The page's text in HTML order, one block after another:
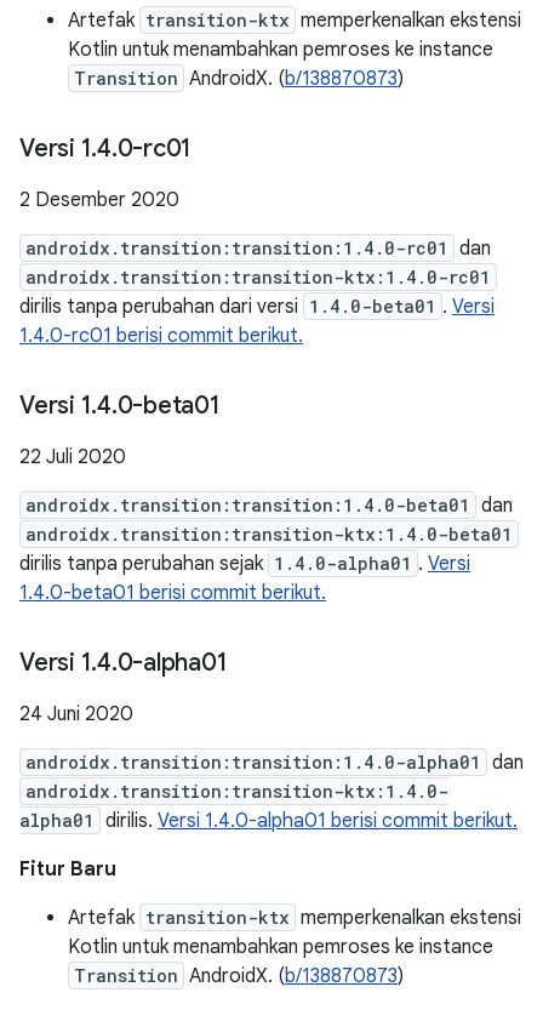
Artefak transition-ktx memperkenalkan ekstensi
Kotlin untuk menambahkan pemroses ke instance
Transition AndroidX. (b/138870873)
Versi 1.4.0-rc01
2 Desember 2020
androidx.transition:transition:1.4.0-rc01 dan
androidx.transition:transition-ktx:1.4.0-rc01
dirilis tanpa perubahan dari versi 1.4.0-beta01 . Versi
1.4.0-rc01 berisi commit berikut.
Versi 1.4.0-beta01
22 Juli 2020
androidx.transition:transition:1.4.0-beta01 dan
androidx.transition:transition-ktx:1.4.0-beta01
dirilis tanpa perubahan sejak 1.4.0-alpha01 . Versi
1.4.0-beta01 berisi commit berikut.
Versi 1.4.0-alpha01
24 Juni 2020
androidx.transition:transition:1.4.0-alpha01 dan
androidx.transition:transition-ktx:1.4.0-
alpha01
dirilis. Versi 1.4.0-alpha01 berisi commit berikut.
Fitur Baru
Artefak transition-ktx memperkenalkan ekstensi
Kotlin untuk menambahkan pemroses ke instance
Transition AndroidX. (b/138870873)